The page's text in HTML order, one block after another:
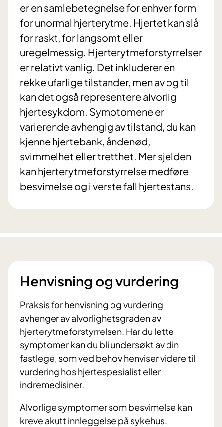
er en samlebetegnelse for enhver form
for unormal hjerterytme. Hjertet kan slå
for raskt, for langsomt eller
uregelmessig. Hjerterytmeforstyrrelser
er relativt vanlig. Det inkluderer en
rekke ufarlige tilstander, men av og til
kan det også representere alvorlig
hjertesykdom. Symptomene er
varierende avhengig av tilstand, du kan
kjenne hjertebank, åndenød,
svimmelhet eller tretthet. Mer sjelden
kan hjerterytmeforstyrrelse medføre
besvimelse og i verste fall hjertestans.
Henvisning og vurdering
Praksis for henvisning og vurdering
avhenger av alvorlighetsgraden av
hjerterytmeforstyrrelsen. Har du lette
symptomer kan du bli undersøkt av din
fastlege, som ved behov henviser videre til
vurdering hos hjertespesialist eller
indremedisiner.
Alvorlige symptomer som besvimelse kan
kreve akutt innleggelse på sykehus.